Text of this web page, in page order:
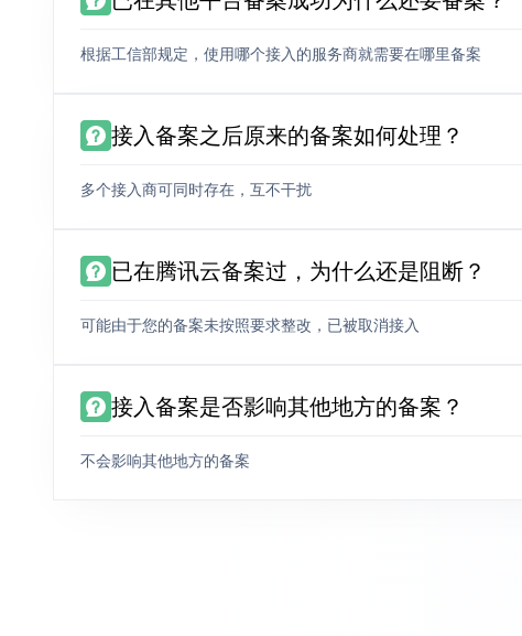
根据工信部规定，使用哪个接入的服务商就需要在哪里备案
接入备案之后原来的备案如何处理？
多个接入商可同时存在，互不干扰
已在腾讯云备案过，为什么还是阻断？
可能由于您的备案未按照要求整改，已被取消接入
接入备案是否影响其他地方的备案？
不会影响其他地方的备案